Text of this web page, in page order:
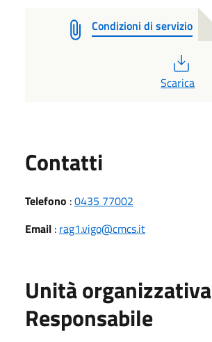
Condizioni di servizio
Scarica
Contatti
Telefono :0435 77002
Email : rag1.vigo@cmcs.it
Unità organizzativa
Responsabile